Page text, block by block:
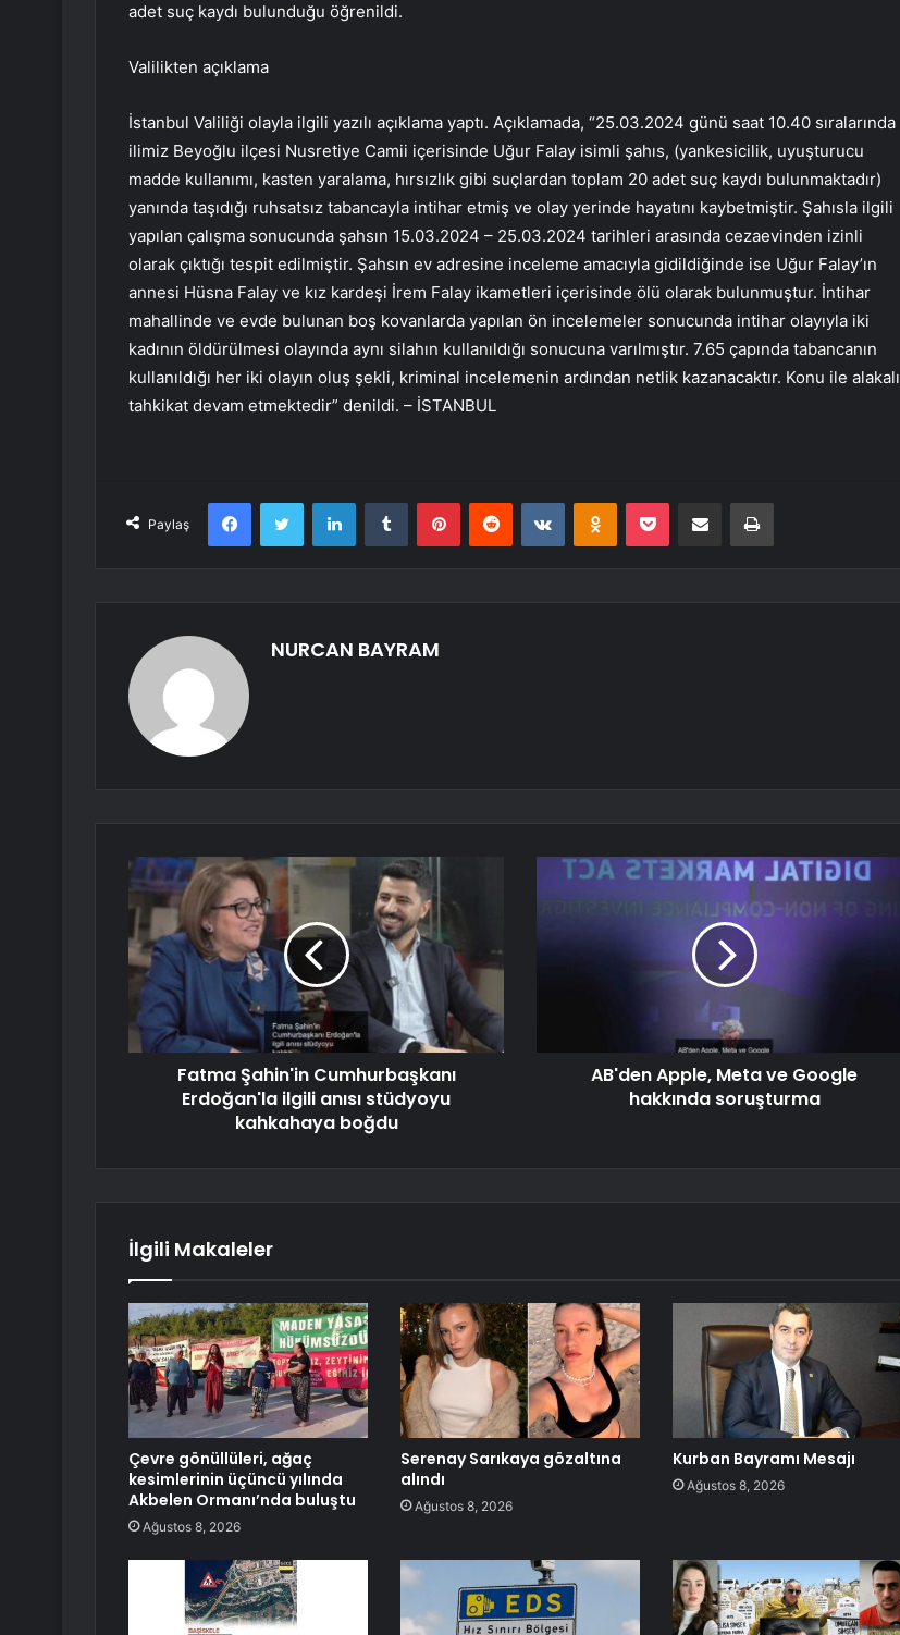
adet suç kaydı bulunduğu öğrenildi.
Valilikten açıklama
İstanbul Valiliği olayla ilgili yazılı açıklama yaptı. Açıklamada, “25.03.2024 günü saat 10.40 sıralarında
ilimiz Beyoğlu ilçesi Nusretiye Camii içerisinde Uğur Falay isimli şahıs, (yankesicilik, uyuşturucu
madde kullanımı, kasten yaralama, hırsızlık gibi suçlardan toplam 20 adet suç kaydı bulunmaktadır)
yanında taşıdığı ruhsatsız tabancayla intihar etmiş ve olay yerinde hayatını kaybetmiştir. Şahısla ilgili
yapılan çalışma sonucunda şahsın 15.03.2024 – 25.03.2024 tarihleri arasında cezaevinden izinli
olarak çıktığı tespit edilmiştir. Şahsın ev adresine inceleme amacıyla gidildiğinde ise Uğur Falay’ın
annesi Hüsna Falay ve kız kardeşi İrem Falay ikametleri içerisinde ölü olarak bulunmuştur. İntihar
mahallinde ve evde bulunan boş kovanlarda yapılan ön incelemeler sonucunda intihar olayıyla iki
kadının öldürülmesi olayında aynı silahın kullanıldığı sonucuna varılmıştır. 7.65 çapında tabancanın
kullanıldığı her iki olayın oluş şekli, kriminal incelemenin ardından netlik kazanacaktır. Konu ile alakalı
tahkikat devam etmektedir” denildi. – İSTANBUL
Paylaş
FacebookTwitter LinkedInTumblr PinterestReddit VKontakteOdnoklassniki
Pocket E-Posta ile paylaş Yazdır
NURCAN BAYRAM
Fatma Şahin'in Cumhurbaşkanı
Erdoğan'la ilgili anısı stüdyoyu
kahkahaya boğdu
AB'den Apple, Meta ve Google
hakkında soruşturma
İlgili Makaleler
Çevre gönüllüleri, ağaç
kesimlerinin üçüncü yılında
Akbelen Ormanı’nda buluştu
Ağustos 8, 2026
Serenay Sarıkaya gözaltına
alındı
Ağustos 8, 2026
Kurban Bayramı Mesajı
Ağustos 8, 2026